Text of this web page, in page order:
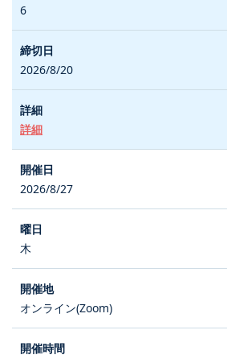
6
2026/8/20
詳細
2026/8/27
木
オンライン(Zoom)